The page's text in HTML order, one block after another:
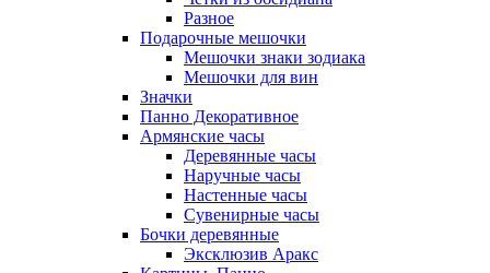
Разное
Подарочные мешочки
Мешочки знаки зодиака
Мешочки для вин
Значки
Панно Декоративное
Армянские часы
Деревянные часы
Наручные часы
Настенные часы
Сувенирные часы
Бочки деревянные
Эксклюзив Аракс